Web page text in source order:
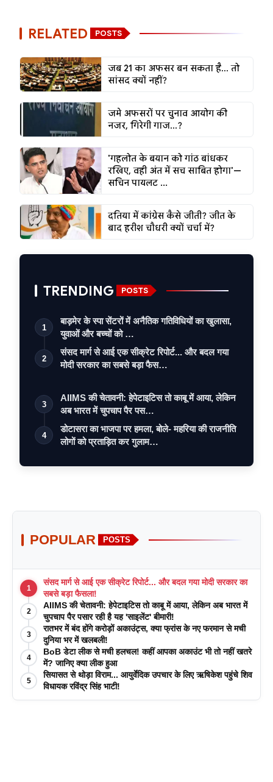
RELATED POSTS
जब 21 का अफसर बन सकता है... तो
सांसद क्यों नहीं?
जमे अफसरों पर चुनाव आयोग की
नजर, गिरेगी गाज...?
'गहलोत के बयान को गांठ बांधकर
रखिए, वही अंत में सच साबित होगा'—
सचिन पायलट ...
दतिया में कांग्रेस कैसे जीती? जीत के
बाद हरीश चौधरी क्यों चर्चा में?
TRENDING POSTS
1
बाड़मेर के स्पा सेंटरों में अनैतिक गतिविधियों का खुलासा,
युवाओं और बच्चों को …
2
संसद मार्ग से आई एक सीक्रेट रिपोर्ट... और बदल गया
मोदी सरकार का सबसे बड़ा फैस…
3
AIIMS की चेतावनी: हेपेटाइटिस तो काबू में आया, लेकिन
अब भारत में चुपचाप पैर पस…
4
डोटासरा का भाजपा पर हमला, बोले- महरिया की राजनीति
लोगों को प्रताड़ित कर गुलाम…
POPULAR POSTS
1
संसद मार्ग से आई एक सीक्रेट रिपोर्ट... और बदल गया मोदी सरकार का
सबसे बड़ा फैसला!
2
AIIMS की चेतावनी: हेपेटाइटिस तो काबू में आया, लेकिन अब भारत में
चुपचाप पैर पसार रही है यह 'साइलेंट' बीमारी!
3
रातभर में बंद होंगे करोड़ों अकाउंट्स, क्या फ्रांस के नए फरमान से मची
दुनिया भर में खलबली!
4
BoB डेटा लीक से मची हलचल! कहीं आपका अकाउंट भी तो नहीं खतरे
में? जानिए क्या लीक हुआ
5
सियासत से थोड़ा विराम... आयुर्वेदिक उपचार के लिए ऋषिकेश पहुंचे शिव
विधायक रविंद्र सिंह भाटी!